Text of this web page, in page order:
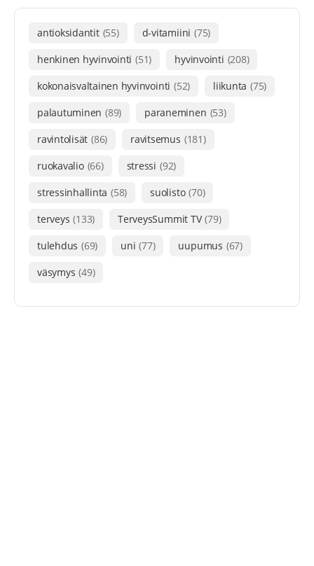
antioksidantit (55) d-vitamiini (75)
henkinen hyvinvointi (51) hyvinvointi (208)
kokonaisvaltainen hyvinvointi (52) liikunta (75)
palautuminen (89) paraneminen (53)
ravintolisät (86) ravitsemus (181)
ruokavalio (66) stressi (92)
stressinhallinta (58) suolisto (70)
terveys (133) TerveysSummit TV (79)
tulehdus (69) uni (77) uupumus (67)
väsymys (49)